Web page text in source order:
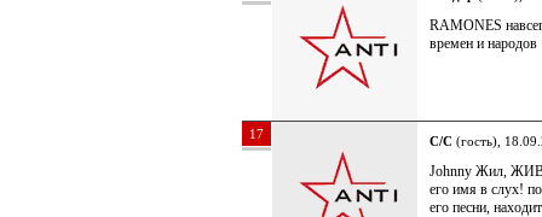
RAMONES
времен и народов
17 C/C (гость),
Johnny Жил, ЖИВ
его имя в слух!
его песни,